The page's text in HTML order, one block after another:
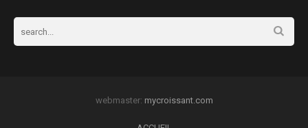
webmaster: mycroissant.com